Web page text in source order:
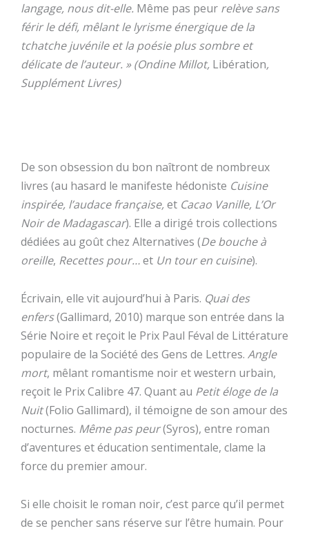
langage, nous dit-elle. Même pas peur relève sans
férir le défi, mêlant le lyrisme énergique de la
tchatche juvénile et la poésie plus sombre et
délicate de l’auteur. » (Ondine Millot, Libération,
Supplément Livres)
De son obsession du bon naîtront de nombreux
livres (au hasard le manifeste hédoniste Cuisine
inspirée, l’audace française,et Cacao Vanille, L’Or
Noir de Madagascar). Elle a dirigé trois collections
dédiées au goût chez Alternatives (De bouche à
oreille, Recettes pour…et Un tour en cuisine).
Écrivain, elle vit aujourd’hui à Paris. Quai des
enfers(Gallimard, 2010) marque son entrée dans la
Série Noire et reçoit le Prix Paul Féval de Littérature
populaire de la Société des Gens de Lettres. Angle
mort, mêlant romantisme noir et western urbain,
reçoit le Prix Calibre 47. Quant au Petit éloge de la
Nuit(Folio Gallimard), il témoigne de son amour des
nocturnes. Même pas peur(Syros), entre roman
d’aventures et éducation sentimentale, clame la
force du premier amour.
Si elle choisit le roman noir, c’est parce qu’il permet
de se pencher sans réserve sur l’être humain. Pour